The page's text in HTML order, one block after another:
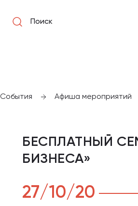
Поиск
События Афиша мероприятий
БЕСПЛАТНЫЙ
БИЗНЕСА»
27/10/20